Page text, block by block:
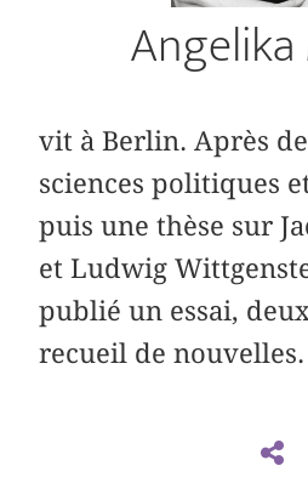
vit à Berlin. Après
sciences politiques
puis une thèse sur
et Ludwig
publié un essai,
recueil de nouvelles.